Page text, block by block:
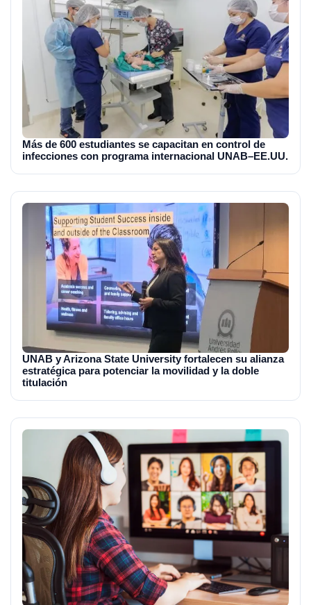
Más de 600 estudiantes se capacitan en control de
infecciones con programa internacional UNAB–EE.UU.
UNAB y Arizona State University fortalecen su alianza
estratégica para potenciar la movilidad y la doble
titulación